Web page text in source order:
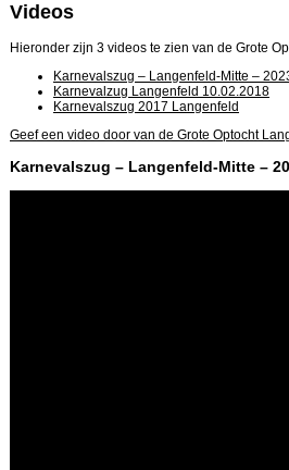
Videos
Hieronder zijn 3 videos te zien van de Grote
Karnevalszug – Langenfeld-Mitte –
Karnevalzug Langenfeld 10.02.2018
Karnevalszug 2017 Langenfeld
Geef een video door van de Grote Optocht
Karnevalszug – Langenfeld-Mitte –